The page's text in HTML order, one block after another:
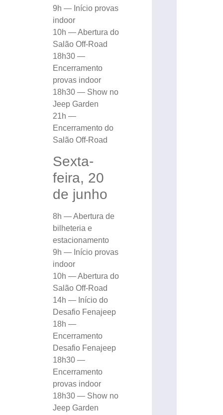
9h — Início provas
indoor
10h — Abertura do
Salão Off-Road
18h30 —
Encerramento
provas indoor
18h30 — Show no
Jeep Garden
21h —
Encerramento do
Salão Off-Road
Sexta-
feira, 20
de junho
8h — Abertura de
bilheteria e
estacionamento
9h — Início provas
indoor
10h — Abertura do
Salão Off-Road
14h — Início do
Desafio Fenajeep
18h —
Encerramento
Desafio Fenajeep
18h30 —
Encerramento
provas indoor
18h30 — Show no
Jeep Garden